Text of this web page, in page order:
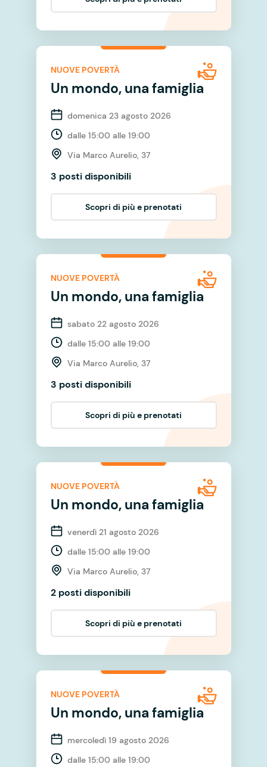
NUOVE POVERTÀ
Un mondo, una famiglia
domenica 23 agosto 2026
dalle 15:00 alle 19:00
Via Marco Aurelio, 37
3 posti disponibili
Scopri di più e prenotati
NUOVE POVERTÀ
Un mondo, una famiglia
sabato 22 agosto 2026
dalle 15:00 alle 19:00
Via Marco Aurelio, 37
3 posti disponibili
Scopri di più e prenotati
NUOVE POVERTÀ
Un mondo, una famiglia
venerdì 21 agosto 2026
dalle 15:00 alle 19:00
Via Marco Aurelio, 37
2 posti disponibili
Scopri di più e prenotati
NUOVE POVERTÀ
Un mondo, una famiglia
mercoledì 19 agosto 2026
dalle 15:00 alle 19:00